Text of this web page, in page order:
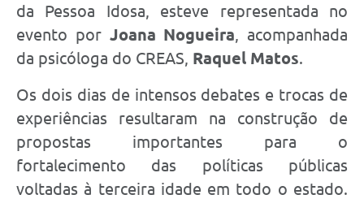
da Pessoa Idosa, esteve representada no
evento por Joana Nogueira , acompanhada
da psicóloga do CREAS, Raquel Matos.
Os dois dias de intensos debates e trocas de
experiências resultaram na construção de
propostas importantes para o
fortalecimento das políticas públicas
voltadas à terceira idade em todo o estado.